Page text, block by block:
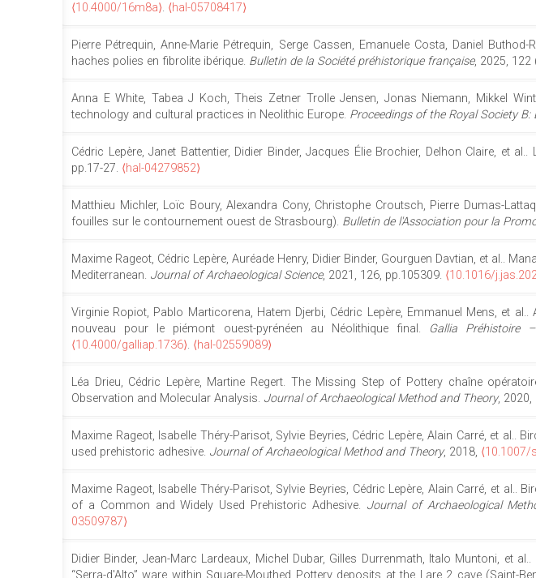
⟨10.4000/16m8a⟩. ⟨hal-05708417⟩
Pierre Pétrequin, Anne-Marie Pétrequin, Serge Cassen, Emanuele Costa, Daniel
haches polies en fibrolite ibérique. Bulletin de la Société préhistorique française, 2025, 122
Anna E White, Tabea J Koch, Theis Zetner Trolle Jensen, Jonas Niemann, Mikkel
technology and cultural practices in Neolithic Europe. Proceedings of the Royal Society B:
Cédric Lepère, Janet Battentier, Didier Binder, Jacques Élie Brochier, Delhon Claire, et
pp.17-27. ⟨hal-04279852⟩
Matthieu Michler, Loïc Boury, Alexandra Cony, Christophe Croutsch, Pierre Dumas-
fouilles sur le contournement ouest de Strasbourg). Bulletin de l'Association pour la
Maxime Rageot, Cédric Lepère, Auréade Henry, Didier Binder, Gourguen Davtian, et al..
Mediterranean. Journal of Archaeological Science, 2021, 126, pp.105309. ⟨10.1016/
Virginie Ropiot, Pablo Marticorena, Hatem Djerbi, Cédric Lepère, Emmanuel Mens, et
nouveau pour le piémont ouest-pyrénéen au Néolithique final.
Gallia Préhistoire
⟨10.4000/galliap.1736⟩. ⟨hal-02559089⟩
Léa Drieu, Cédric Lepère, Martine Regert. The Missing Step of Pottery chaîne
Observation and Molecular Analysis. Journal of Archaeological Method and Theory, 2020,
Maxime Rageot, Isabelle Théry-Parisot, Sylvie Beyries, Cédric Lepère, Alain Carré, et
used prehistoric adhesive. Journal of Archaeological Method and Theory, 2018, ⟨10.1007/
Maxime Rageot, Isabelle Théry-Parisot, Sylvie Beyries, Cédric Lepère, Alain Carré, et
of a Common and Widely Used Prehistoric Adhesive. Journal of Archaeological
03509787⟩
Didier Binder, Jean-Marc Lardeaux, Michel Dubar, Gilles Durrenmath, Italo Muntoni, et
“Serra-d'Alto” ware within Square-Mouthed Pottery deposits at the Lare 2 cave (Saint-